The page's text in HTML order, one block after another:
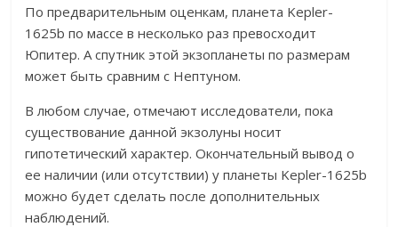
По предварительным оценкам, планета Kepler-
1625b по массе в несколько раз превосходит
Юпитер. А спутник этой экзопланеты по размерам
может быть сравним с Нептуном.
В любом случае, отмечают исследователи, пока
существование данной экзолуны носит
гипотетический характер. Окончательный вывод о
ее наличии (или отсутствии) у планеты Kepler-1625b
можно будет сделать после дополнительных
наблюдений.